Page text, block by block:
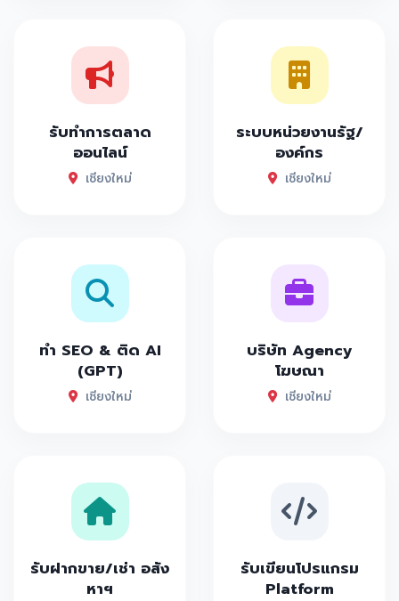
รับทำการตลาด
ออนไลน์
เชียงใหม่
ระบบหน่วยงานรัฐ/
องค์กร
เชียงใหม่
ทำ SEO & ติด AI
(GPT)
เชียงใหม่
บริษัท Agency
โฆษณา
เชียงใหม่
รับฝากขาย/เช่า อสัง
หาฯ
รับเขียนโปรแกรม
Platform